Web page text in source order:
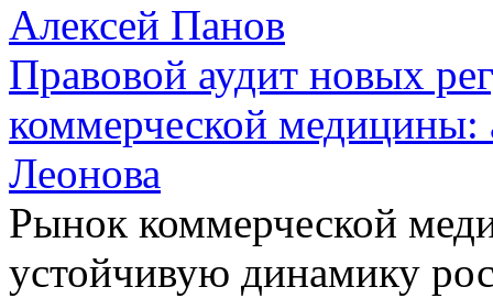
Алексей Панов
Правовой аудит новых
коммерческой медицины:
Леонова
Рынок коммерческой
устойчивую динамику